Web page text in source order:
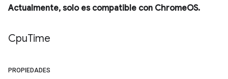
Actualmente, solo es compatible con ChromeOS.
CpuTime
PROPIEDADES